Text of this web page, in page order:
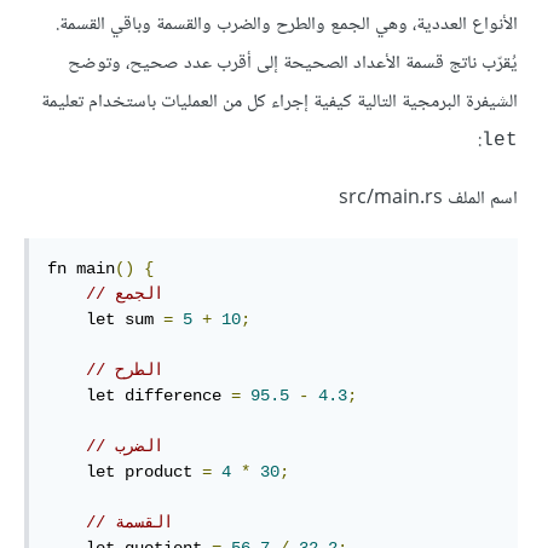
الأنواع العددية، وهي الجمع والطرح والضرب والقسمة وباقي القسمة.
يُقرّب ناتج قسمة الأعداد الصحيحة إلى أقرب عدد صحيح، وتوضح
الشيفرة البرمجية التالية كيفية إجراء كل من العمليات باستخدام تعليمة
let
:
اسم الملف src/main.rs
fn main()
{
// الجمع
    let sum
= 5 + 10;
// الطرح
    let difference
= 95.5 - 4.3;
// الضرب
    let product
= 4 * 30;
// القسمة